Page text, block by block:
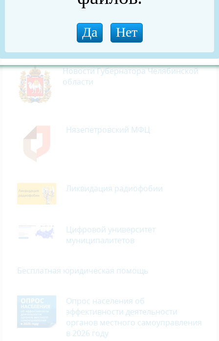
специализированных центрах Соцфонда
Новости Губернатора Челябинской
области
Нязепетровский МФЦ
Ликвидация радиофобии
Цифровой университет
муниципалитетов
Бесплатная юридическая помощь
Опрос населения об
эффективности деятельности
органов местного самоуправления
в 2026 году